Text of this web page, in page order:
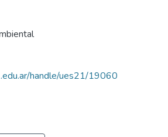
handle/ues21/19060